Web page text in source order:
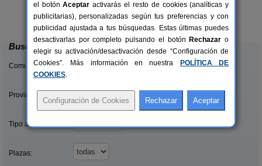
12-16+6 pers.
desde44 €
Finca Flores Amarillas
Almoharín (Cáceres)
Buscar
Comunidades:
Provincias/Islas:
Tipo alquiler:
Plazas:
el botónAceptar activarás el resto de cookies (analíticas y
publicitarias), personalizadas según tus preferencias y con
publicidad ajustada a tus búsquedas. Estas últimas puedes
desactivarlas por completo pulsando el botón Rechazar o
elegir su activación/desactivación desde “Configuración de
Cookies”. Más información en nuestra
POLÍTICA DE
COOKIES.